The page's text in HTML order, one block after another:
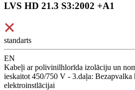
LVS HD 21.3 S3:2002 +A1
standarts
EN
Kabeļi ar polivinilhlorīda izolāciju un
ieskaitot 450/750 V - 3.daļa: Bezapvalka
elektroinstlācijai